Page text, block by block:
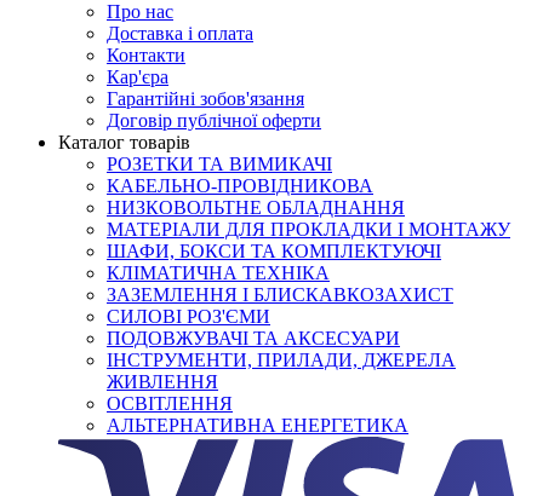
Про нас
Доставка і оплата
Контакти
Кар'єра
Гарантійні зобов'язання
Договір публічної оферти
Каталог товарів
РОЗЕТКИ ТА ВИМИКАЧІ
КАБЕЛЬНО-ПРОВІДНИКОВА
НИЗКОВОЛЬТНЕ ОБЛАДНАННЯ
МАТЕРІАЛИ ДЛЯ ПРОКЛАДКИ І МОНТАЖУ
ШАФИ, БОКСИ ТА КОМПЛЕКТУЮЧІ
КЛІМАТИЧНА ТЕХНІКА
ЗАЗЕМЛЕННЯ І БЛИСКАВКОЗАХИСТ
СИЛОВІ РОЗ'ЄМИ
ПОДОВЖУВАЧІ ТА АКСЕСУАРИ
ІНСТРУМЕНТИ, ПРИЛАДИ, ДЖЕРЕЛА
ЖИВЛЕННЯ
ОСВІТЛЕННЯ
АЛЬТЕРНАТИВНА ЕНЕРГЕТИКА